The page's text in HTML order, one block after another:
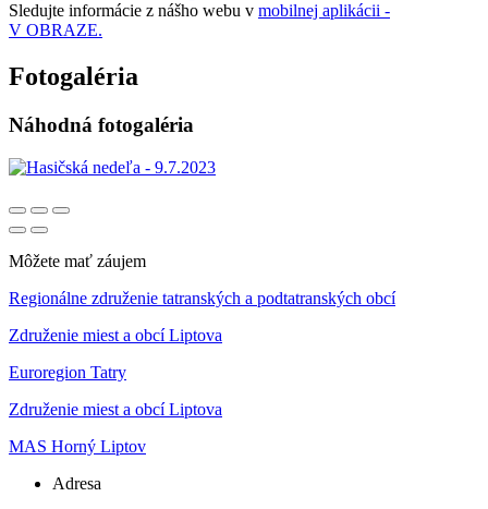
Sledujte informácie z nášho webu v mobilnej aplikácii -
V OBRAZE.
Fotogaléria
Náhodná fotogaléria
Môžete mať záujem
Regionálne združenie tatranských a podtatranských obcí
Združenie miest a obcí Liptova
Euroregion Tatry
Združenie miest a obcí Liptova
MAS Horný Liptov
Adresa